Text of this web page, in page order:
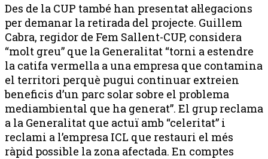
Des de la CUP també han presentat al·legacions
per demanar la retirada del projecte. Guillem
Cabra, regidor de Fem Sallent-CUP, considera
“molt greu” que la Generalitat “torni a estendre
la catifa vermella a una empresa que contamina
el territori perquè pugui continuar extreien
beneficis d’un parc solar sobre el problema
mediambiental que ha generat”. El grup reclama
a la Generalitat que actuï amb “celeritat” i
reclami a l’empresa ICL que restauri el més
ràpid possible la zona afectada. En comptes